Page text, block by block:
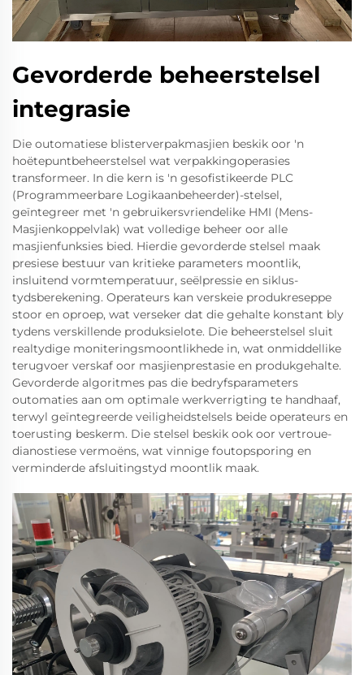
Gevorderde beheerstelsel
integrasie
Die outomatiese blisterverpakmasjien beskik oor 'n
hoëtepuntbeheerstelsel wat verpakkingoperasies
transformeer. In die kern is 'n gesofistikeerde PLC
(Programmeerbare Logikaanbeheerder)-stelsel,
geïntegreer met 'n gebruikersvriendelike HMI (Mens-
Masjienkoppelvlak) wat volledige beheer oor alle
masjienfunksies bied. Hierdie gevorderde stelsel maak
presiese bestuur van kritieke parameters moontlik,
insluitend vormtemperatuur, seëlpressie en siklus-
tydsberekening. Operateurs kan verskeie produkreseppe
stoor en oproep, wat verseker dat die gehalte konstant bly
tydens verskillende produksielote. Die beheerstelsel sluit
realtydige moniteringsmoontlikhede in, wat onmiddellike
terugvoer verskaf oor masjienprestasie en produkgehalte.
Gevorderde algoritmes pas die bedryfsparameters
outomaties aan om optimale werkverrigting te handhaaf,
terwyl geïntegreerde veiligheidstelsels beide operateurs en
toerusting beskerm. Die stelsel beskik ook oor vertroue-
dianostiese vermoëns, wat vinnige foutopsporing en
verminderde afsluitingstyd moontlik maak.